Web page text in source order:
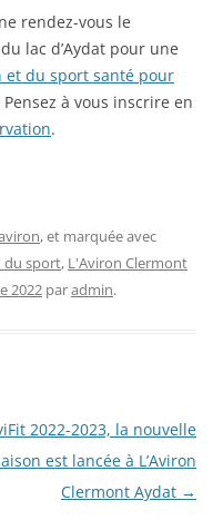
rendez-vous le
lac d’Aydat pour une
et du sport santé pour
Pensez à vous inscrire en
.
, et marquée avec
du sport, L'Aviron Clermont
2022 paradmin.
2022-2023, la nouvelle
est lancée à L’Aviron
Clermont Aydat →